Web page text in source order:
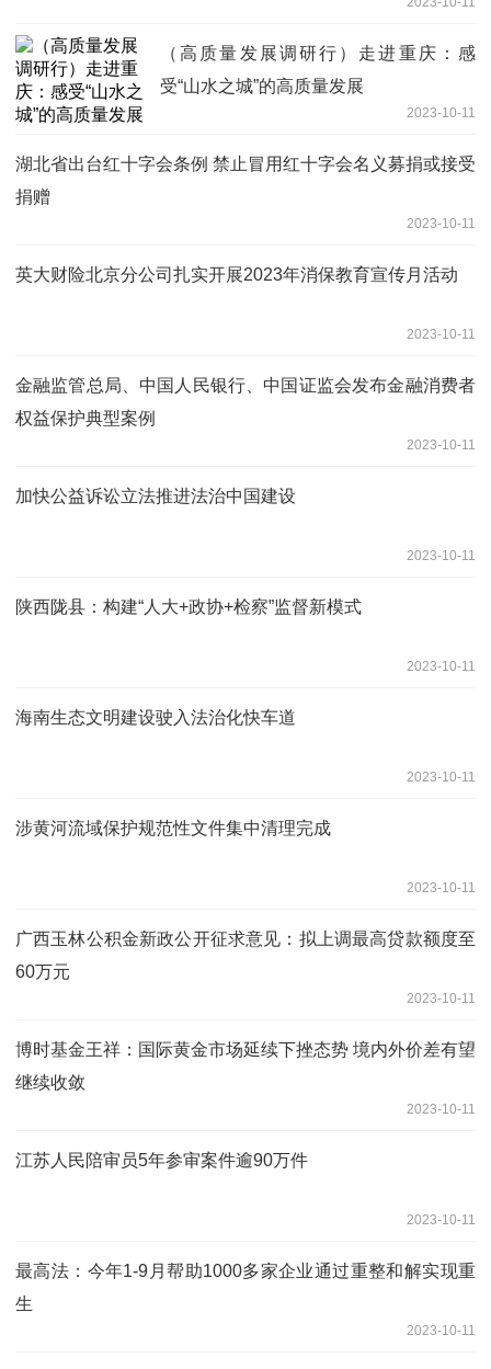
（高质量发展调研行）走进重庆：感
受“山水之城”的高质量发展
2023-10-11
湖北省出台红十字会条例 禁止冒用红十字会名义募捐或接受
捐赠
2023-10-11
英大财险北京分公司扎实开展2023年消保教育宣传月活动
2023-10-11
金融监管总局、中国人民银行、中国证监会发布金融消费者
权益保护典型案例
2023-10-11
加快公益诉讼立法推进法治中国建设
2023-10-11
陕西陇县：构建“人大+政协+检察”监督新模式
2023-10-11
海南生态文明建设驶入法治化快车道
2023-10-11
涉黄河流域保护规范性文件集中清理完成
2023-10-11
广西玉林公积金新政公开征求意见：拟上调最高贷款额度至
60万元
2023-10-11
博时基金王祥：国际黄金市场延续下挫态势 境内外价差有望
继续收敛
2023-10-11
江苏人民陪审员5年参审案件逾90万件
2023-10-11
最高法：今年1-9月帮助1000多家企业通过重整和解实现重
生
2023-10-11